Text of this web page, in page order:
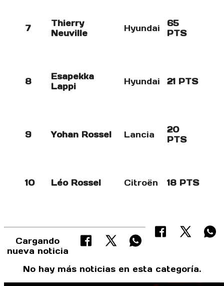
7
Thierry
Neuville
Hyundai
65
PTS
8
Esapekka
Lappi
Hyundai 21 PTS
9 Yohan Rossel Lancia
20
PTS
10 Léo Rossel Citroën 18 PTS
Cargando
nueva noticia
No hay más noticias en esta categoría.